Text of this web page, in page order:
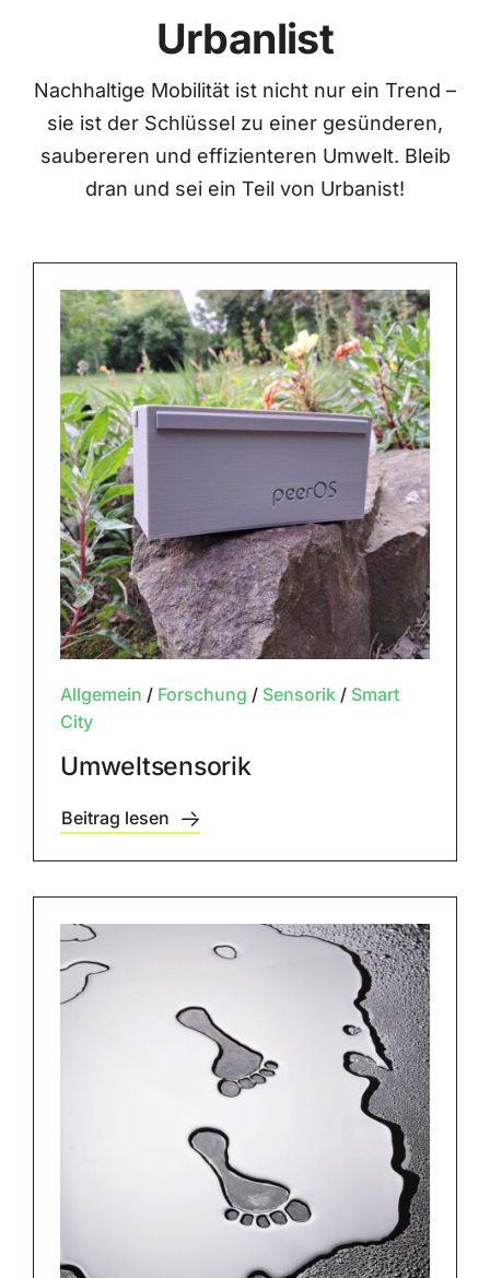
Urbanlist
Nachhaltige Mobilität ist nicht nur ein Trend –
sie ist der Schlüssel zu einer gesünderen,
saubereren und effizienteren Umwelt. Bleib
dran und sei ein Teil von Urbanist!
Allgemein / Forschung / Sensorik/ Smart
City
Umweltsensorik
Beitrag lesen